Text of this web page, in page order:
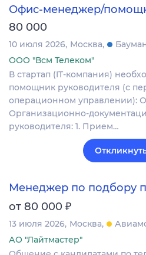
Офис-менеджер/
80 000
10 июля 2026 Москва
ООО "Всм Телеком"
В стартап (IT-компания)
помощник руководителя (с
операционном управлении):
Организационно-
руководителя: 1. Прием…
Менеджер по подбору
от 80 000 ₽
13 июля 2026 Москва
АО "Лайтмастер"